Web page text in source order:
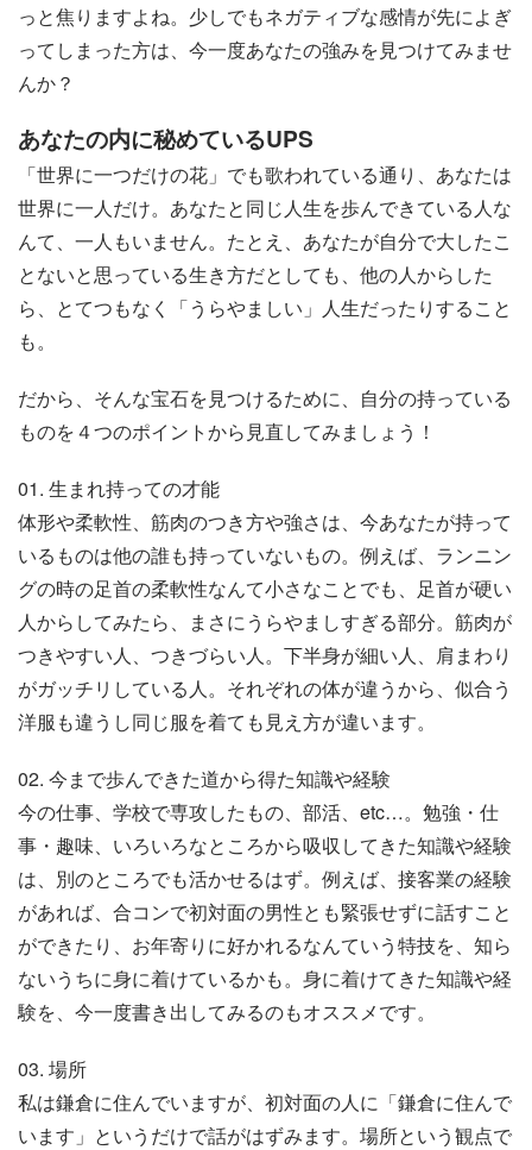
っと焦りますよね。少しでもネガティブな感情が先によぎ
ってしまった方は、今一度あなたの強みを見つけてみませ
んか？
あなたの内に秘めているUPS
「世界に一つだけの花」でも歌われている通り、あなたは
世界に一人だけ。あなたと同じ人生を歩んできている人な
んて、一人もいません。たとえ、あなたが自分で大したこ
とないと思っている生き方だとしても、他の人からした
ら、とてつもなく「うらやましい」人生だったりすること
も。
だから、そんな宝石を見つけるために、自分の持っている
ものを４つのポイントから見直してみましょう！
01. 生まれ持っての才能
体形や柔軟性、筋肉のつき方や強さは、今あなたが持って
いるものは他の誰も持っていないもの。例えば、ランニン
グの時の足首の柔軟性なんて小さなことでも、足首が硬い
人からしてみたら、まさにうらやましすぎる部分。筋肉が
つきやすい人、つきづらい人。下半身が細い人、肩まわり
がガッチリしている人。それぞれの体が違うから、似合う
洋服も違うし同じ服を着ても見え方が違います。
02. 今まで歩んできた道から得た知識や経験
今の仕事、学校で専攻したもの、部活、etc…。勉強・仕
事・趣味、いろいろなところから吸収してきた知識や経験
は、別のところでも活かせるはず。例えば、接客業の経験
があれば、合コンで初対面の男性とも緊張せずに話すこと
ができたり、お年寄りに好かれるなんていう特技を、知ら
ないうちに身に着けているかも。身に着けてきた知識や経
験を、今一度書き出してみるのもオススメです。
03. 場所
私は鎌倉に住んでいますが、初対面の人に「鎌倉に住んで
います」というだけで話がはずみます。場所という観点で